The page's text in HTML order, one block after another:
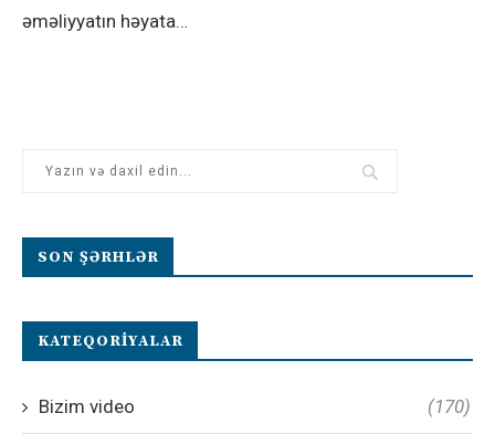
əməliyyatın həyata…
SON ŞƏRHLƏR
KATEQORIYALAR
Bizim video (170)